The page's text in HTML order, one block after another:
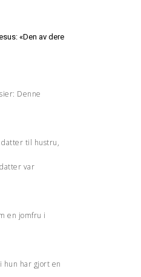
«Den av dere
Denne
datter til hustru,
var
en jomfru i
hun har gjort en